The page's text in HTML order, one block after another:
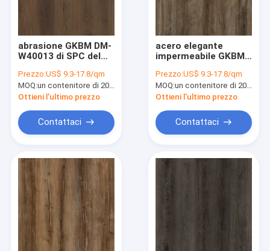
pavimentazione 4mm di spc
PAVIMENTAZIONE DI SPC
spina di pesce spc
Pavimentazione di clic di SPC
Pavimentazione composita di plastica della pietra
Pavimentazione del vinile di SPC
Pavimentazione di legno di SPC
Pavimentazione di marmo del vinile
Pavimentazione del vinile del granito
abrasione GKBM DM-
W40013 di SPC del
resistente all'uso di
5mm alta
Prezzo:US$ 9.3-17.8/qm
MOQ:un contenitore di 20FT, o 2500 metri quadri;
Ottieni l'ultimo prezzo
Contattaci
acero elegante
impermeabile GKBM
plancia del vinile del
centro di 0.6mm SPC
Prezzo:US$ 9.3-17.8/qm
MOQ:un contenitore di 20FT, o 2500 metri quadri;
Ottieni l'ultimo prezzo
Contattaci